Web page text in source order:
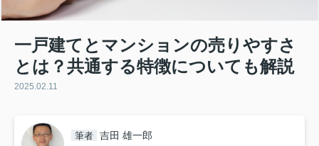
一戸建てとマンションの売りやすさ
とは？共通する特徴についても解説
2025.02.11
筆者 吉田 雄一郎